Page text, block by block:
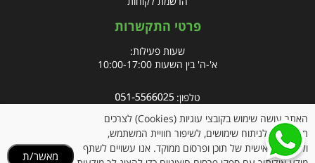
פרטי התקשרות
שעות פעילות:
א'-ה' בין השעות 10:00-17:00
טלפון:
אימייל:info@clubpharm.co.il
האתר עושה שימוש בקובצי עוגיות (Cookies) לצרכים
תפעוליים, לניתוח שימושים, לשיפור חוויית המשתמש,
ולהתאמה אישית של תוכן ופרסום ממוקד. אנו עשויים לשתף
מאשר/ת